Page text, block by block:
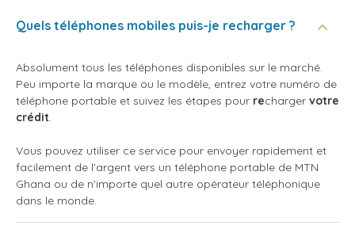
Quels téléphones mobiles puis-je recharger ?
Absolument tous les téléphones disponibles sur le marché.
Peu importe la marque ou le modèle, entrez votre numéro de
téléphone portable et suivez les étapes pour recharger votre
crédit.
Vous pouvez utiliser ce service pour envoyer rapidement et
facilement de l'argent vers un téléphone portable de MTN
Ghana ou de n'importe quel autre opérateur téléphonique
dans le monde.